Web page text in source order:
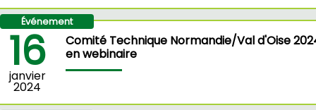
16
janvier
2024
Événement
Comité Technique Normandie/Val d'Oise
en webinaire